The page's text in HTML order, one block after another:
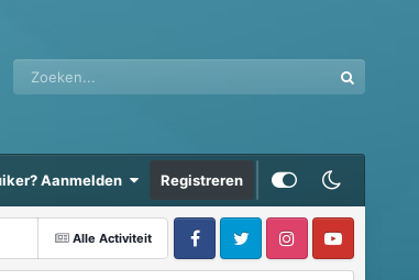
Aanmelden Registreren
Alle Activiteit